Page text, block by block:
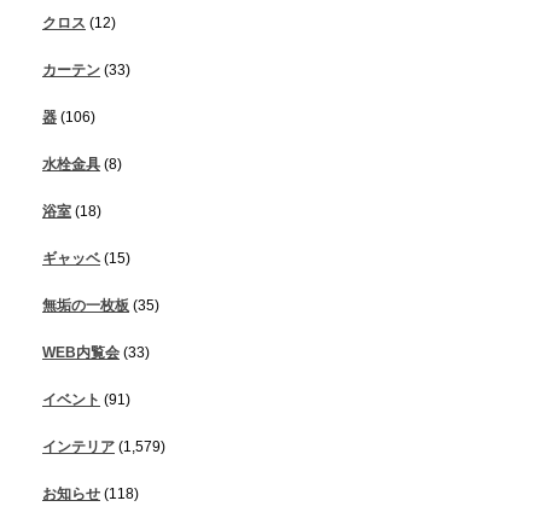
クロス (12)
カーテン (33)
器 (106)
水栓金具 (8)
浴室 (18)
ギャッベ (15)
無垢の一枚板 (35)
WEB内覧会 (33)
イベント (91)
インテリア (1,579)
お知らせ (118)